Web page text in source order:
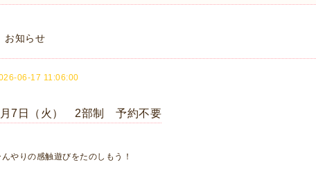
お知らせ
06-17 11:06:00
7日（火） 2部制 予約不要
んやりの感触遊びをたのしもう！